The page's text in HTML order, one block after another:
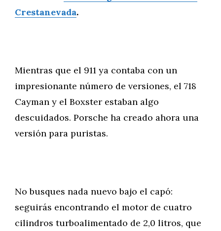
Crestanevada.
Mientras que el 911 ya contaba con un
impresionante número de versiones, el 718
Cayman y el Boxster estaban algo
descuidados. Porsche ha creado ahora una
versión para puristas.
No busques nada nuevo bajo el capó:
seguirás encontrando el motor de cuatro
cilindros turboalimentado de 2,0 litros, que